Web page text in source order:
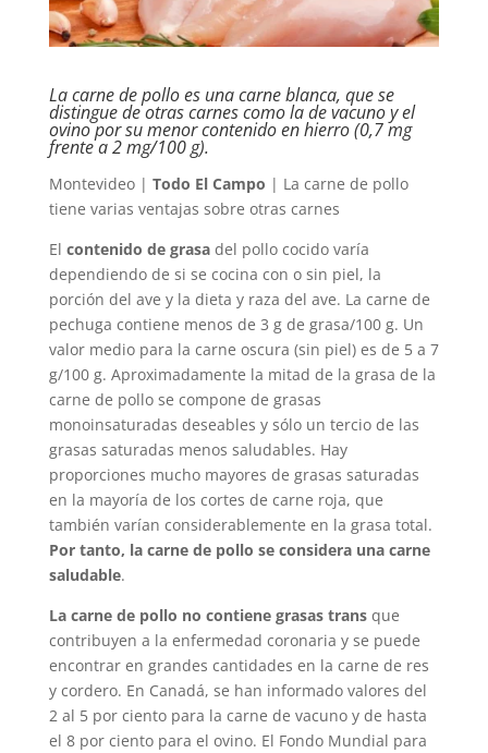
La carne de pollo es una carne blanca, que se
distingue de otras carnes como la de vacuno y el
ovino por su menor contenido en hierro (0,7 mg
frente a 2 mg/100 g).
Montevideo | Todo El Campo | La carne de pollo
tiene varias ventajas sobre otras carnes
El contenido de grasadel pollo cocido varía
dependiendo de si se cocina con o sin piel, la
porción del ave y la dieta y raza del ave. La carne de
pechuga contiene menos de 3 g de grasa/100 g. Un
valor medio para la carne oscura (sin piel) es de 5 a 7
g/100 g. Aproximadamente la mitad de la grasa de la
carne de pollo se compone de grasas
monoinsaturadas deseables y sólo un tercio de las
grasas saturadas menos saludables. Hay
proporciones mucho mayores de grasas saturadas
en la mayoría de los cortes de carne roja, que
también varían considerablemente en la grasa total.
Por tanto, la carne de pollo se considera una carne
saludable.
La carne de pollo no contiene grasas transque
contribuyen a la enfermedad coronaria y se puede
encontrar en grandes cantidades en la carne de res
y cordero. En Canadá, se han informado valores del
2 al 5 por ciento para la carne de vacuno y de hasta
el 8 por ciento para el ovino. El Fondo Mundial para